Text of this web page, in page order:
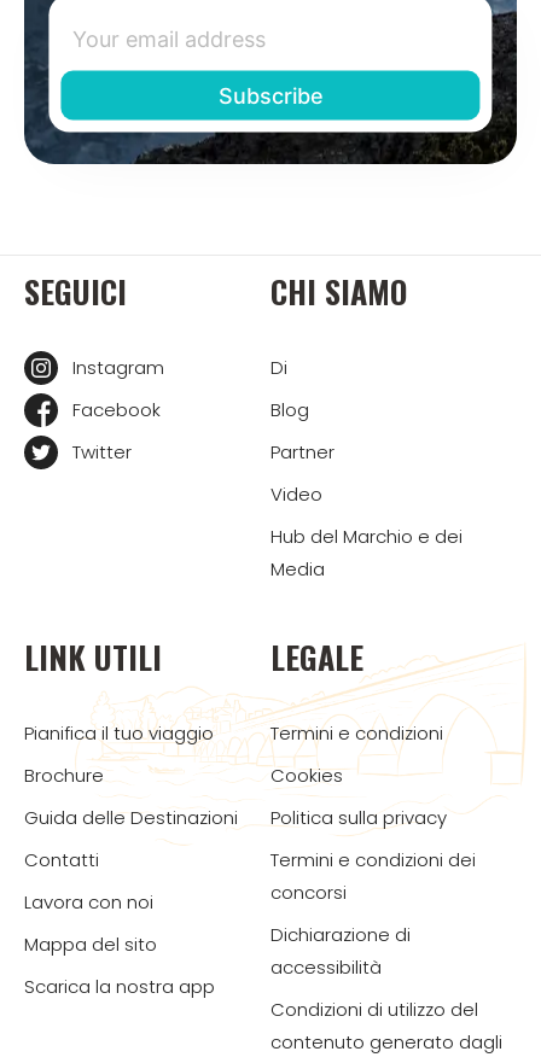
SEGUICI
Instagram
Facebook
Twitter
CHI SIAMO
Di
Blog
Partner
Video
Hub del Marchio e dei
Media
LINK UTILI
Pianifica il tuo viaggio
Brochure
Guida delle Destinazioni
Contatti
Lavora con noi
Mappa del sito
Scarica la nostra app
LEGALE
Termini e condizioni
Cookies
Politica sulla privacy
Termini e condizioni dei
concorsi
Dichiarazione di
accessibilità
Condizioni di utilizzo del
contenuto generato dagli